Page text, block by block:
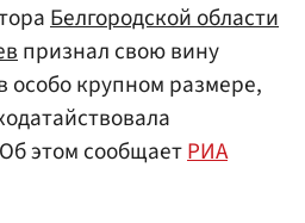
Белгородской области
признал свою вину
особо крупном размере,
этом сообщаетРИА